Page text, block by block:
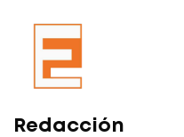
Redacción